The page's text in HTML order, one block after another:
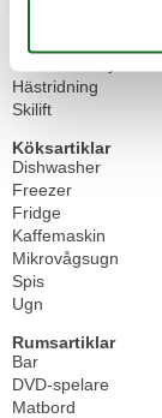
Hästridning
Skilift
Köksartiklar
Dishwasher
Freezer
Fridge
Kaffemaskin
Mikrovågsugn
Spis
Ugn
Rumsartiklar
Bar
DVD-spelare
Matbord